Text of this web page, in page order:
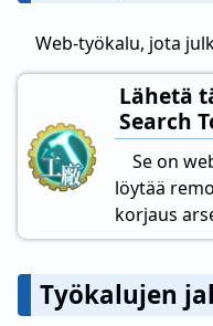
Web-työkalu, jota
Lähetä
Search
Se on
löytää
korjaus
Työkalujen